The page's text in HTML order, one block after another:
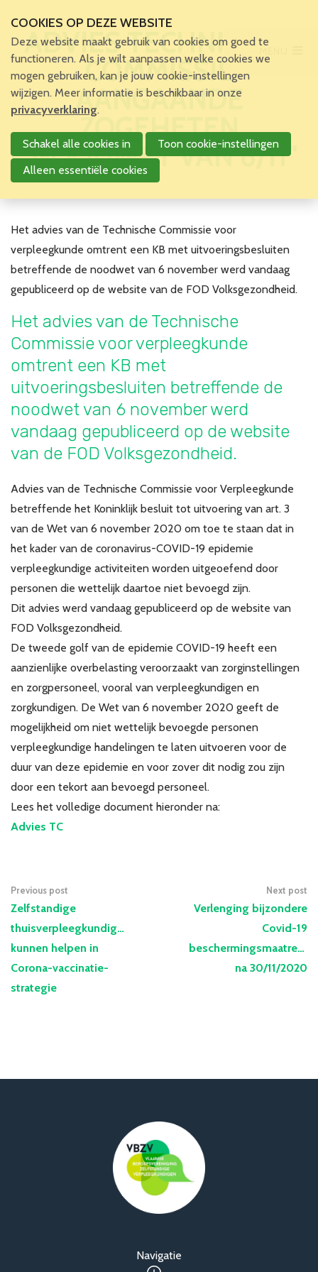
ADVIES TECHNISCHE
COMMISSIE
AANGAANDE
ZOGEHETEN
"NOODWET VAN 6/11"
Het advies van de Technische Commissie voor
verpleegkunde omtrent een KB met uitvoeringsbesluiten
betreffende de noodwet van 6 november werd vandaag
gepubliceerd op de website van de FOD Volksgezondheid.
Het advies van de Technische
Commissie voor verpleegkunde
omtrent een KB met
uitvoeringsbesluiten betreffende de
noodwet van 6 november werd
vandaag gepubliceerd op de website
van de FOD Volksgezondheid.
Advies van de Technische Commissie voor Verpleegkunde
betreffende het Koninklijk besluit tot uitvoering van art. 3
van de Wet van 6 november 2020 om toe te staan dat in
het kader van de coronavirus-COVID-19 epidemie
verpleegkundige activiteiten worden uitgeoefend door
personen die wettelijk daartoe niet bevoegd zijn.
Dit advies werd vandaag gepubliceerd op de website van
FOD Volksgezondheid.
De tweede golf van de epidemie COVID-19 heeft een
aanzienlijke overbelasting veroorzaakt van zorginstellingen
en zorgpersoneel, vooral van verpleegkundigen en
zorgkundigen. De Wet van 6 november 2020 geeft de
mogelijkheid om niet wettelijk bevoegde personen
verpleegkundige handelingen te laten uitvoeren voor de
duur van deze epidemie en voor zover dit nodig zou zijn
door een tekort aan bevoegd personeel.
Lees het volledige document hieronder na:
Advies TC
Previous post
Zelfstandige
thuisverpleegkundigen
kunnen helpen in
Corona-vaccinatie-
strategie
Next post
Verlenging bijzondere
Covid-19
na 30/11/2020
Navigatie
Main Menu
Home
Voor patiënten en zorgverleners
Verpleegkundigen
VBZV Helpcenter
Nieuws
Zoekertjes
Nuttige links
Navormingen
Jaarlijks Congres
Over VBZV
Lid worden
Account
COOKIES OP DEZE WEBSITE
Deze website maakt gebruik van cookies om goed te
functioneren. Als je wilt aanpassen welke cookies we
mogen gebruiken, kan je jouw cookie-instellingen
wijzigen. Meer informatie is beschikbaar in onze
privacyverklaring.
Schakel alle cookies in
Toon cookie-instellingen
Alleen essentiële cookies